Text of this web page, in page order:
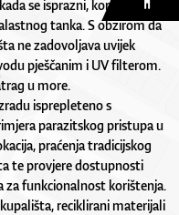
se isprazni, koristi
tanka. S obzirom da
ne zadovoljava uvijek
pješčanim i UV filterom.
u more.
isprepleteno s
parazitskog pristupa u
praćenja tradicijskog
te provjere dostupnosti
za funkcionalnost korištenja.
reciklirani materijali